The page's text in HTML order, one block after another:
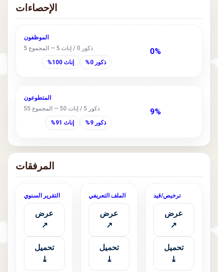
الإحصاءات
0%
الموظفون
ذكور 0 / إناث 5 — المجموع 5
ذكور 0% إناث 100%
9%
المتطوعون
ذكور 5 / إناث 50 — المجموع 55
ذكور 9% إناث 91%
المرفقات
ترخيص/قيد
عرض
↗
تحميل
⤓
الملف التعريفي
عرض
↗
تحميل
⤓
التقرير السنوي
عرض
↗
تحميل
⤓